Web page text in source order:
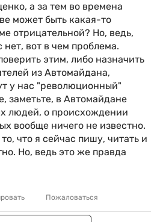
а за тем во времена
может быть какая-то
отрицательной? Но, ведь,
нет, вот в чем проблема.
этим, либо назначить
из Автомайдана,
у нас "революционный"
заметьте, в Автомайдане
людей, о происхождении
вообще ничего не известно.
что я сейчас пишу, читать и
Но, ведь это же правда
Пожаловаться